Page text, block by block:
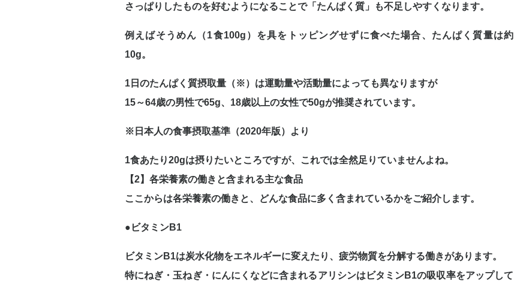
さっぱりしたものを好むようになることで「たんぱく質」も不足しやすくなります。
例えばそうめん（1食100g）を具をトッピングせずに食べた場合、たんぱく質量は約
10g。
1日のたんぱく質摂取量（※）は運動量や活動量によっても異なりますが
15～64歳の男性で65g、18歳以上の女性で50gが推奨されています。
※日本人の食事摂取基準（2020年版）より
1食あたり20gは摂りたいところですが、これでは全然足りていませんよね。
【2】各栄養素の働きと含まれる主な食品
ここからは各栄養素の働きと、どんな食品に多く含まれているかをご紹介します。
●ビタミンB1
ビタミンB1は炭水化物をエネルギーに変えたり、疲労物質を分解する働きがあります。
特にねぎ・玉ねぎ・にんにくなどに含まれるアリシンはビタミンB1の吸収率をアップして